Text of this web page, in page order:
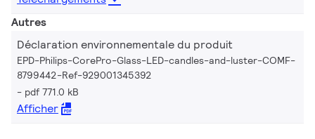
Autres
Déclaration environnementale du produit
EPD-Philips-CorePro-Glass-LED-candles-and-luster-COMF-
8799442-Ref-929001345392
pdf 771.0 kB
Afficher